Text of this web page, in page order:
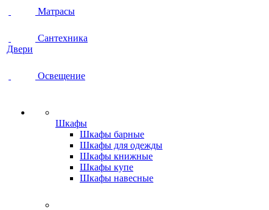
Матрасы
Сантехника
Двери
Освещение
Шкафы
Шкафы барные
Шкафы для одежды
Шкафы книжные
Шкафы купе
Шкафы навесные